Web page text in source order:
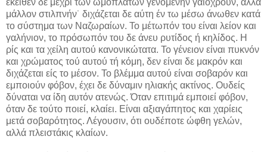
εκείθεν δε μέχρι τών ωμοπλατών γενομένην γαιόχρουν, αλλά
μάλλον στιλπνήν˙ διχάζεται δε αύτη έν τω μέσω άνωθεν κατά
το σύστημα των Ναζωραίων. Το μέτωπόν του είναι λείον και
γαλήνιον, το πρόσωπόν του δε άνευ ρυτίδος ή κηλίδος. Η
ρίς και τα χείλη αυτού κανονικώτατα. Το γένειον είναι πυκνόν
και χρώματος τού αυτού τή κόμη, δεν είναι δε μακρόν και
διχάζεται είς το μέσον. Το βλέμμα αυτού είναι σοβαρόν και
εμποιούν φόβον, έχει δε δύναμιν ηλιακής ακτίνος. Ουδείς
δύναται να ίδη αυτόν ατενώς. Όταν επιτιμά εμποιεί φόβον,
όταν δε τούτο ποιεί, κλαίει. Είναι αξιαγάπητος και χαρίεις
μετά σοβαρότητος. Λέγουσιν, ότι ουδέποτε ώφθη γελών,
αλλά πλειστάκις κλαίων.